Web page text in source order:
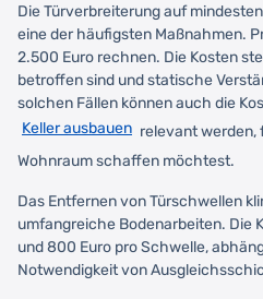
Die Türverbreiterung auf
eine der häufigsten Maßnahmen.
2.500 Euro rechnen. Die Kosten
betroffen sind und statische
solchen Fällen können auch die
Keller ausbauen relevant werden,
Wohnraum schaffen möchtest.
Das Entfernen von Türschwellen
umfangreiche Bodenarbeiten. Die
und 800 Euro pro Schwelle,
Notwendigkeit von